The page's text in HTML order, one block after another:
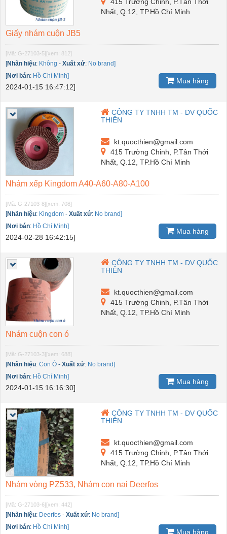
Nhất, Q.12, TP.Hồ Chí Minh
Giấy nhám cuộn JB5
[Mã: G-27103-5][xem: 812]
[Nhãn hiệu: Không - Xuất xứ: No brand]
[Nơi bán: Hồ Chí Minh]
2024-01-15 16:47:12]
Mua hàng
CÔNG TY TNHH TM - DV QUỐC
THIÊN
kt.quocthien@gmail.com
415 Trường Chinh, P.Tân Thới
Nhất, Q.12, TP.Hồ Chí Minh
Nhám xếp Kingdom A40-A60-A80-A100
[Mã: G-27103-8][xem: 708]
[Nhãn hiệu: Kingdom - Xuất xứ: No brand]
[Nơi bán: Hồ Chí Minh]
2024-02-28 16:42:15]
Mua hàng
CÔNG TY TNHH TM - DV QUỐC
THIÊN
kt.quocthien@gmail.com
415 Trường Chinh, P.Tân Thới
Nhất, Q.12, TP.Hồ Chí Minh
Nhám cuộn con ó
[Mã: G-27103-3][xem: 688]
[Nhãn hiệu: Con Ó - Xuất xứ: No brand]
[Nơi bán: Hồ Chí Minh]
2024-01-15 16:16:30]
Mua hàng
CÔNG TY TNHH TM - DV QUỐC
THIÊN
kt.quocthien@gmail.com
415 Trường Chinh, P.Tân Thới
Nhất, Q.12, TP.Hồ Chí Minh
Nhám vòng PZ533, Nhám con nai Deerfos
[Mã: G-27103-6][xem: 442]
[Nhãn hiệu: Deerfos - Xuất xứ: No brand]
[Nơi bán: Hồ Chí Minh]
Mua hàng